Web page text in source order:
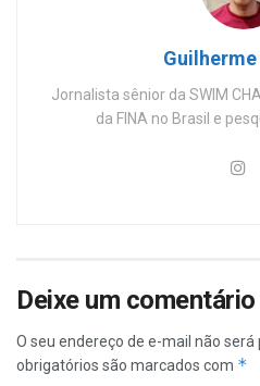
Jornalista sênior da SWIM
da FINA no Brasil e
Deixe um comentário
O seu endereço de e-mail não será
obrigatórios são marcados com *